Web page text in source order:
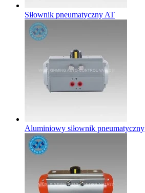
Siłownik pneumatyczny AT
Aluminiowy siłownik pneumatyczny